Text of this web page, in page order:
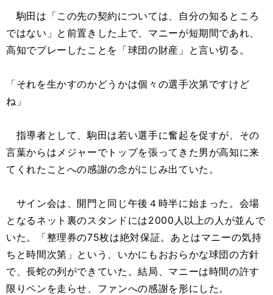
駒田は「この先の契約については、自分の知るところ
ではない」と前置きした上で、マニーが短期間であれ、
高知でプレーしたことを「球団の財産」と言い切る。
「それを生かすのかどうかは個々の選手次第ですけど
ね」
指導者として、駒田は若い選手に奮起を促すが、その
言葉からはメジャーでトップを張ってきた男が高知に来
てくれたことへの感謝の念がにじみ出ていた。
サイン会は、開門と同じ午後４時半に始まった。会場
となるネット裏のスタンドには2000人以上の人が並んで
いた。「整理券の75枚は絶対保証。あとはマニーの気持
ちと時間次第」という、いかにもおおらかな球団の方針
で、長蛇の列ができていた。結局、マニーは時間の許す
限りペンを走らせ、ファンへの感謝を形にした。